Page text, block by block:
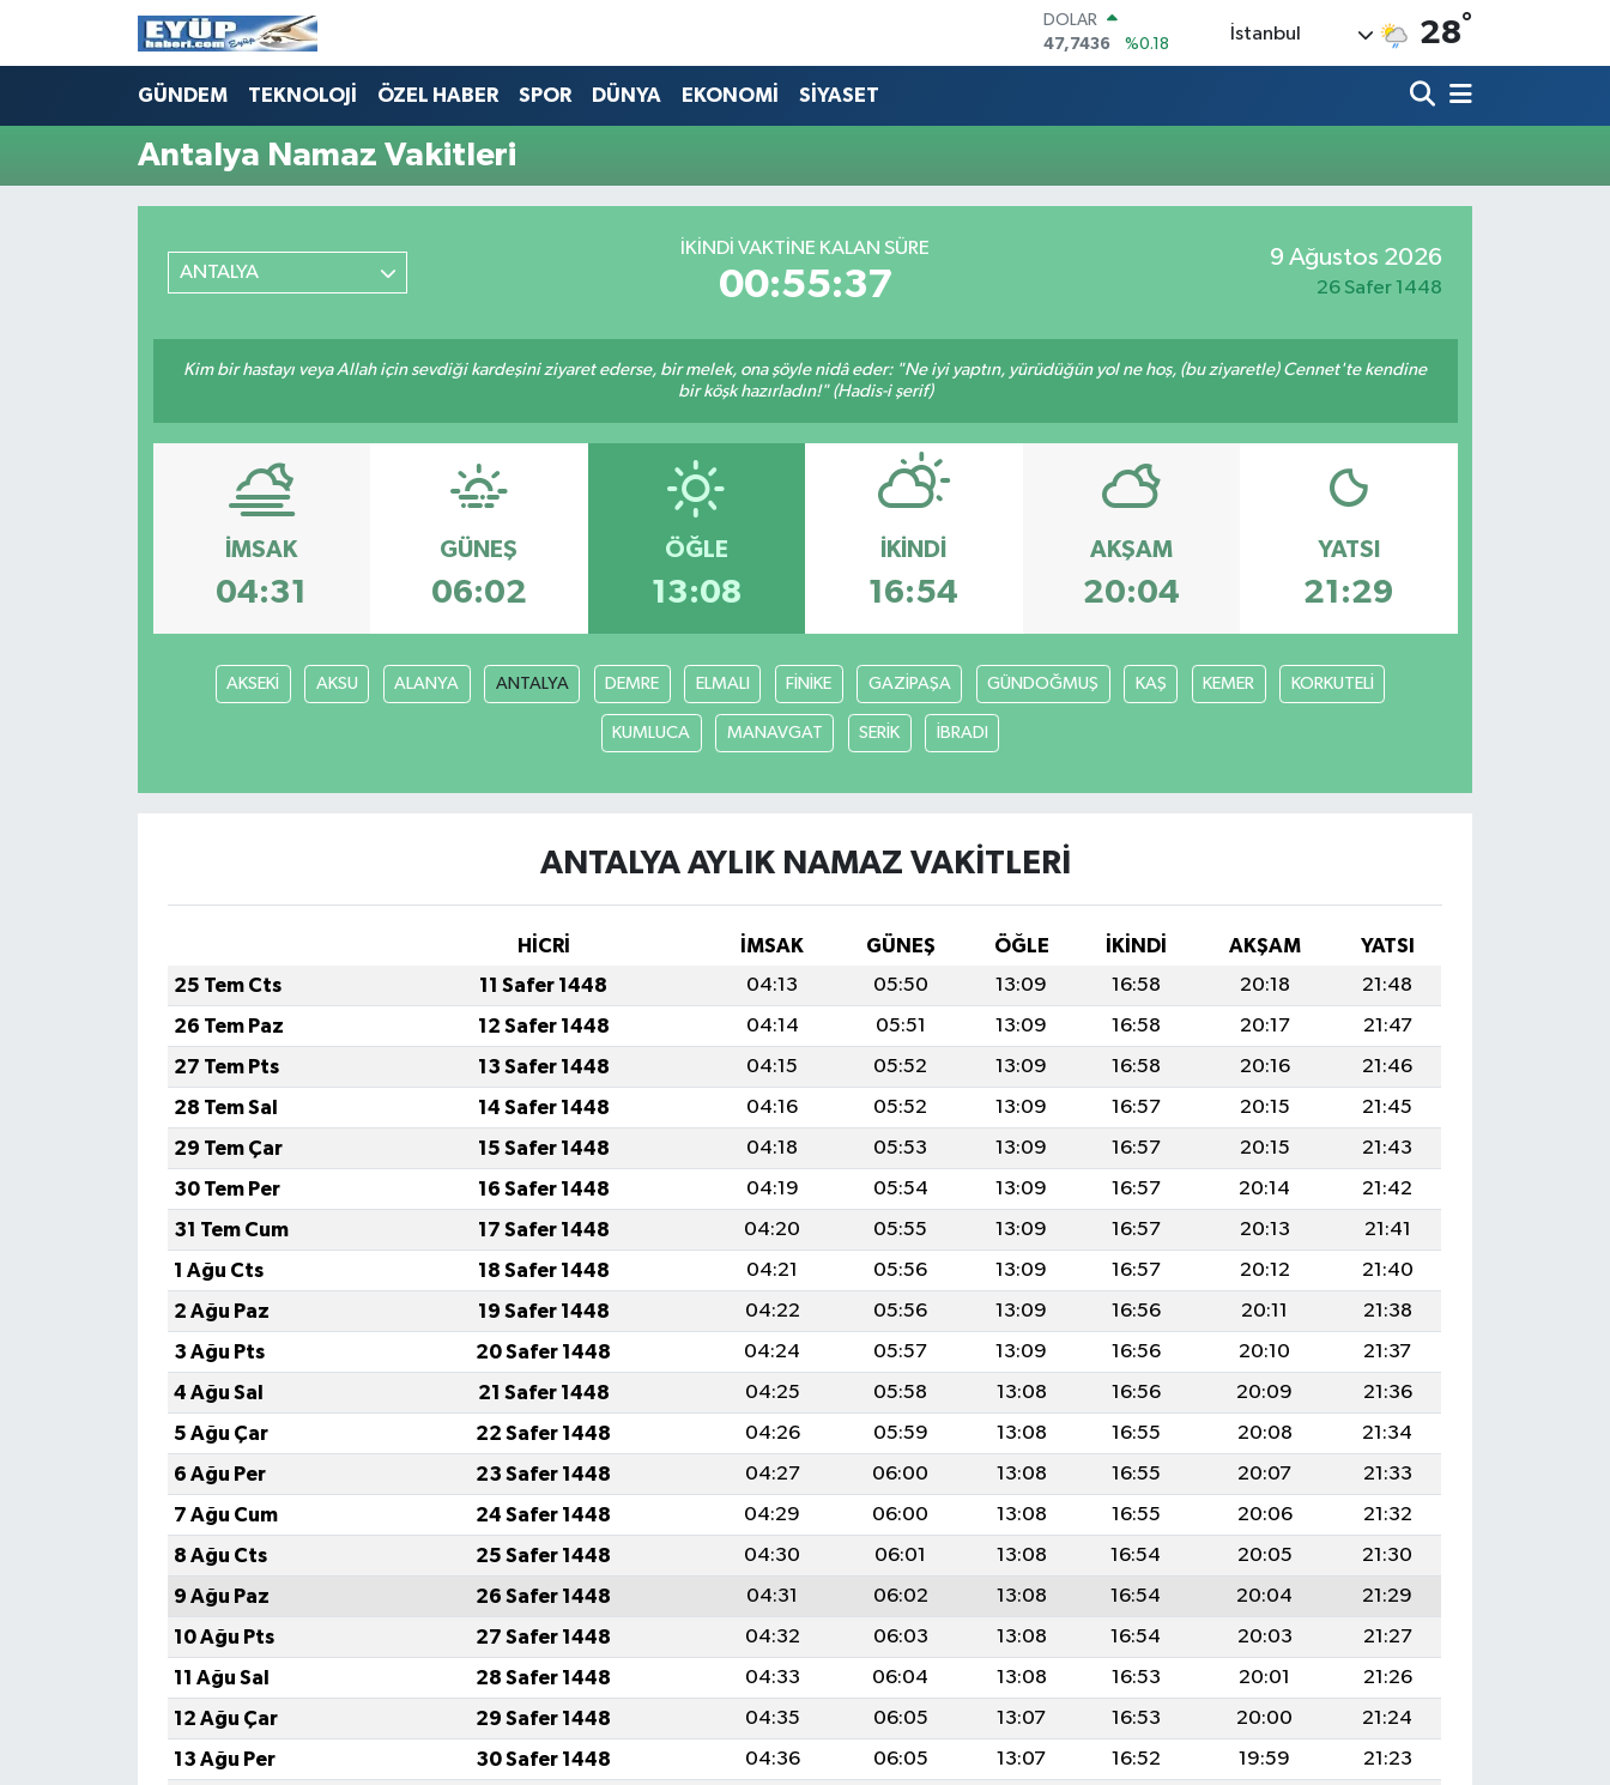
DOLAR
47,7436
%0.18
EURO
6660.55
%0
İstanbul 28°
GÜNDEM TEKNOLOJİ ÖZEL HABER SPOR DÜNYA EKONOMİ SİYASET
Antalya Namaz Vakitleri
ANTALYA
İKINDI VAKTINE KALAN SÜRE
00:55:37
9 Ağustos 2026
26 Safer 1448
Kim bir hastayı veya Allah için sevdiği kardeşini ziyaret ederse, bir melek, ona şöyle nidâ eder: "Ne iyi yaptın, yürüdüğün yol ne hoş, (bu ziyaretle) Cennet'te kendine
bir köşk hazırladın!" (Hadis-i şerif)
İMSAK
04:31
GÜNEŞ
06:02
ÖĞLE
13:08
İKINDI
16:54
AKŞAM
20:04
YATSI
21:29
AKSEKİ AKSU ALANYA ANTALYA DEMRE ELMALI FİNİKE GAZİPAŞA GÜNDOĞMUŞ KAŞ KEMER KORKUTELİ
KUMLUCA MANAVGAT SERİK İBRADI
ANTALYA AYLIK NAMAZ VAKITLERI
HİCRİ İMSAK GÜNEŞ ÖĞLE İKINDI AKŞAM
YATSI
25 Tem Cts
11 Safer 1448 04:13 05:50 13:09 16:58 20:18
21:48
26 Tem Paz
12 Safer 1448 04:14 05:51 13:09 16:58 20:17
21:47
27 Tem Pts
13 Safer 1448 04:15 05:52 13:09 16:58 20:16
21:46
28 Tem Sal
14 Safer 1448 04:16 05:52 13:09 16:57 20:15
21:45
29 Tem Çar
15 Safer 1448 04:18 05:53 13:09 16:57 20:15
21:43
30 Tem Per
16 Safer 1448 04:19 05:54 13:09 16:57 20:14
21:42
31 Tem Cum
17 Safer 1448 04:20 05:55 13:09 16:57 20:13
21:41
1 Ağu Cts
18 Safer 1448 04:21 05:56 13:09 16:57 20:12
21:40
2 Ağu Paz
19 Safer 1448 04:22 05:56 13:09 16:56 20:11
21:38
3 Ağu Pts
20 Safer 1448 04:24 05:57 13:09 16:56 20:10
21:37
4 Ağu Sal
21 Safer 1448 04:25 05:58 13:08 16:56 20:09
21:36
5 Ağu Çar
22 Safer 1448 04:26 05:59 13:08 16:55 20:08
21:34
6 Ağu Per
23 Safer 1448 04:27 06:00 13:08 16:55 20:07
21:33
7 Ağu Cum
24 Safer 1448 04:29 06:00 13:08 16:55 20:06
21:32
8 Ağu Cts
25 Safer 1448 04:30 06:01 13:08 16:54 20:05
21:30
9 Ağu Paz
26 Safer 1448 04:31 06:02 13:08 16:54 20:04
21:29
10 Ağu Pts
27 Safer 1448 04:32 06:03 13:08 16:54 20:03
21:27
11 Ağu Sal
28 Safer 1448 04:33 06:04 13:08 16:53 20:01
21:26
12 Ağu Çar
29 Safer 1448 04:35 06:05 13:07 16:53 20:00
21:24
13 Ağu Per
30 Safer 1448 04:36 06:05 13:07 16:52 19:59
21:23